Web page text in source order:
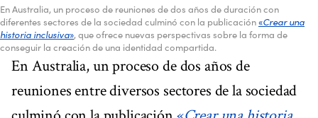
En Australia, un proceso de reuniones de dos años de duración con
diferentes sectores de la sociedad culminó con la publicación«Crear una
historia inclusiva», que ofrece nuevas perspectivas sobre la forma de
conseguir la creación de una identidad compartida.
En Australia, un proceso de dos años de
reuniones entre diversos sectores de la sociedad